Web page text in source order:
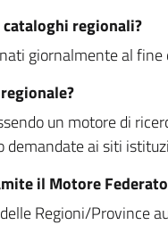
regionali?
giornalmente al
un motore di
demandate ai siti
il Motore
Regioni/Province